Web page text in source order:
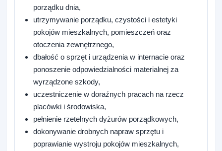
porządku dnia,
utrzymywanie porządku, czystości i estetyki
pokojów mieszkalnych, pomieszczeń oraz
otoczenia zewnętrznego,
dbałość o sprzęt i urządzenia w internacie oraz
ponoszenie odpowiedzialności materialnej za
wyrządzone szkody,
uczestniczenie w doraźnych pracach na rzecz
placówki i środowiska,
pełnienie rzetelnych dyżurów porządkowych,
dokonywanie drobnych napraw sprzętu i
poprawianie wystroju pokojów mieszkalnych,